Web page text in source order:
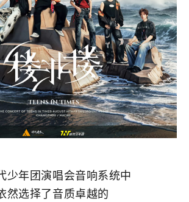
少年团演唱会音响系统中
然选择了音质卓越的